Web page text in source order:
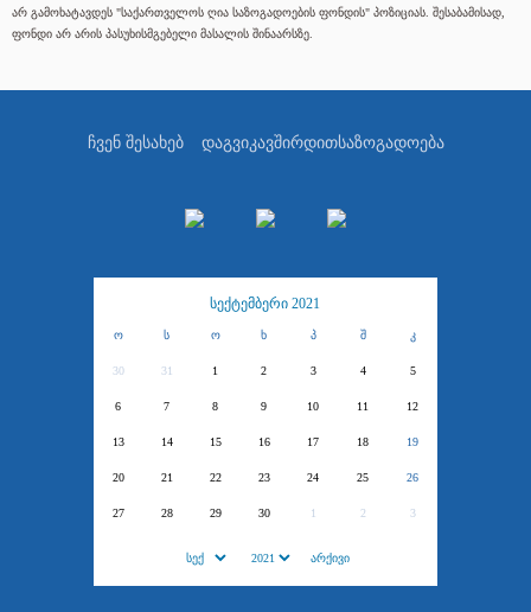
არ გამოხატავდეს "საქართველოს ღია საზოგადოების ფონდის" პოზიციას. შესაბამისად,
ფონდი არ არის პასუხისმგებელი მასალის შინაარსზე.
ჩვენ შესახებ დაგვიკავშირდითსაზოგადოება
სექტემბერი 2021
ო ს ო ხ პ შ კ
30 31 1 2 3 4 5
6 7 8 9 10 11 12
13 14 15 16 17 18 19
20 21 22 23 24 25 26
27 28 29 30 1 2 3